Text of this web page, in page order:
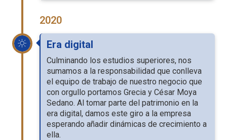
2020
Era digital
Culminando los estudios superiores, nos
sumamos a la responsabilidad que conlleva
el equipo de trabajo de nuestro negocio que
con orgullo portamos Grecia y César Moya
Sedano. Al tomar parte del patrimonio en la
era digital, damos este giro a la empresa
esperando añadir dinámicas de crecimiento a
ella.